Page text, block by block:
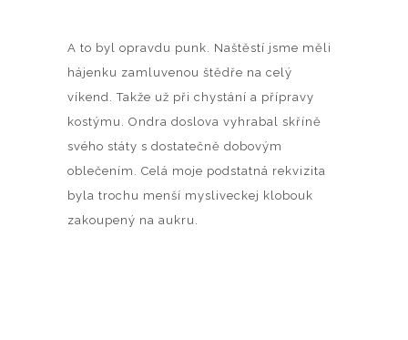
A to byl opravdu punk. Naštěstí jsme měli
hájenku zamluvenou štědře na celý
víkend. Takže už při chystání a přípravy
kostýmu. Ondra doslova vyhrabal skříně
svého státy s dostatečně dobovým
oblečením. Celá moje podstatná rekvizita
byla trochu menší mysliveckej klobouk
zakoupený na aukru.